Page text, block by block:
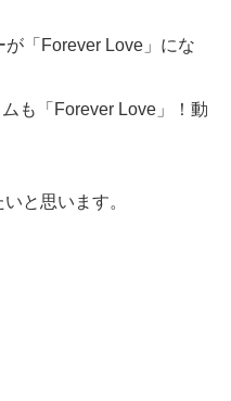
「Forever Love」にな
も「Forever Love」！動
と思います。